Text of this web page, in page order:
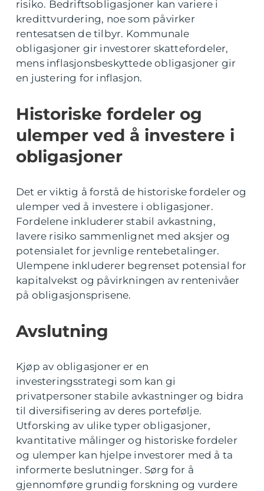
risiko. Bedriftsobligasjoner kan variere i
kredittvurdering, noe som påvirker
rentesatsen de tilbyr. Kommunale
obligasjoner gir investorer skattefordeler,
mens inflasjonsbeskyttede obligasjoner gir
en justering for inflasjon.
Historiske fordeler og
ulemper ved å investere i
obligasjoner
Det er viktig å forstå de historiske fordeler og
ulemper ved å investere i obligasjoner.
Fordelene inkluderer stabil avkastning,
lavere risiko sammenlignet med aksjer og
potensialet for jevnlige rentebetalinger.
Ulempene inkluderer begrenset potensial for
kapitalvekst og påvirkningen av rentenivåer
på obligasjonsprisene.
Avslutning
Kjøp av obligasjoner er en
investeringsstrategi som kan gi
privatpersoner stabile avkastninger og bidra
til diversifisering av deres portefølje.
Utforsking av ulike typer obligasjoner,
kvantitative målinger og historiske fordeler
og ulemper kan hjelpe investorer med å ta
informerte beslutninger. Sørg for å
gjennomføre grundig forskning og vurdere